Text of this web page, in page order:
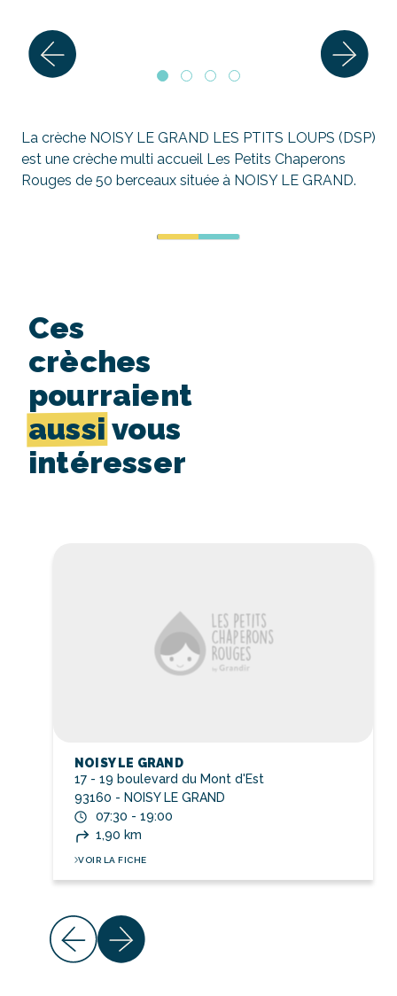
La crèche NOISY LE GRAND LES PTITS LOUPS (DSP)
est une crèche multi accueil Les Petits Chaperons
Rouges de 50 berceaux située à NOISY LE GRAND.
Ces
crèches
pourraient
aussi vous
intéresser
NOISY LE GRAND
17 - 19 boulevard du Mont d'Est
93160 - NOISY LE GRAND
07:30 - 19:00
1,90 km
VOIR LA FICHE